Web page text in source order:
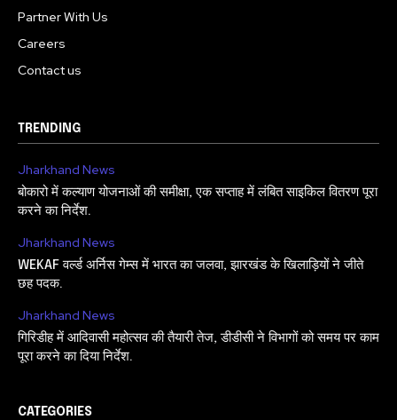
Partner With Us
Careers
Contact us
TRENDING
Jharkhand News
बोकारो में कल्याण योजनाओं की समीक्षा, एक सप्ताह में लंबित साइकिल वितरण पूरा
करने का निर्देश.
Jharkhand News
WEKAF वर्ल्ड अर्निस गेम्स में भारत का जलवा, झारखंड के खिलाड़ियों ने जीते
छह पदक.
Jharkhand News
गिरिडीह में आदिवासी महोत्सव की तैयारी तेज, डीडीसी ने विभागों को समय पर काम
पूरा करने का दिया निर्देश.
CATEGORIES